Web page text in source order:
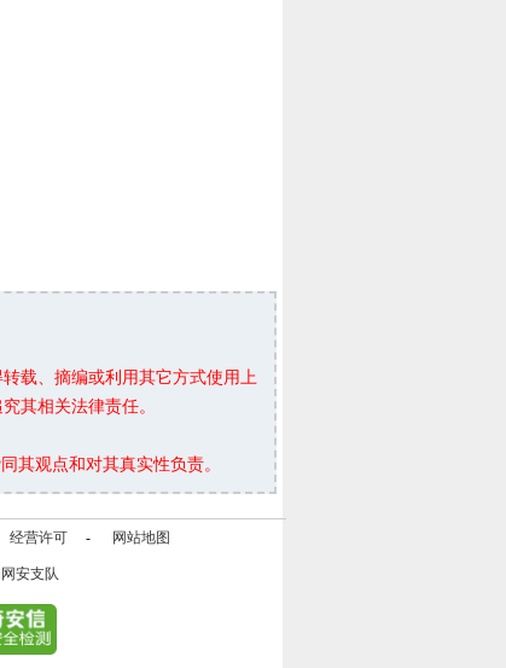
载、摘编或利用其它方式使用上
其相关法律责任。
其观点和对其真实性负责。
经营许可 - 网站地图
安支队